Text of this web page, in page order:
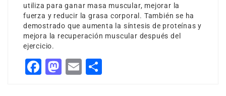
utiliza para ganar masa muscular, mejorar la
fuerza y reducir la grasa corporal. También se ha
demostrado que aumenta la síntesis de proteínas y
mejora la recuperación muscular después del
ejercicio.
Facebook
Mastodon
Email